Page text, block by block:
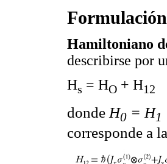
Hamiltoniano
describirse por
Hs = HO + H12
dondeH0 =H1
corresponde a